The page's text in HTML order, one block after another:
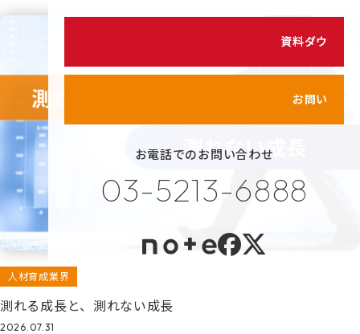
代表メッセージ
健康経営の取り組み
プライバシーポリシー
情報セキュリティポリシー
お電話でのお問い合わせ
03-5213-6888
人材育成業界
測れる成長と、測れない成長
2026.07.31